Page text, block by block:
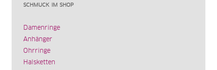
SCHMUCK IM SHOP
Damenringe
Anhänger
Ohrringe
Halsketten